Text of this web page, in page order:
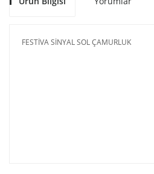
FESTİVA SİNYAL SOL ÇAMURLUK